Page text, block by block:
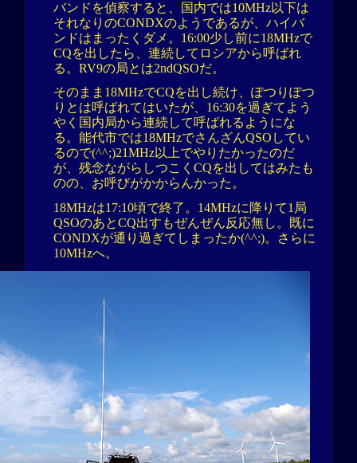
バンドを偵察すると、国内では10MHz以下は
それなりのCONDXのようであるが、ハイバ
ンドはまったくダメ。16:00少し前に18MHzで
CQを出したら、連続してロシアから呼ばれ
る。RV9の局とは2ndQSOだ。
そのまま18MHzでCQを出し続け、ぽつりぽつ
りとは呼ばれてはいたが、16:30を過ぎてよう
やく国内局から連続して呼ばれるようにな
る。能代市では18MHzでさんざんQSOしてい
るので(^^;)21MHz以上でやりたかったのだ
が、残念ながらしつこくCQを出してはみたも
のの、お呼びがかからんかった。
18MHzは17:10頃で終了。14MHzに降りて1局
QSOのあとCQ出すもぜんぜん反応無し。既に
CONDXが通り過ぎてしまったか(^^;)。さらに
10MHzへ。